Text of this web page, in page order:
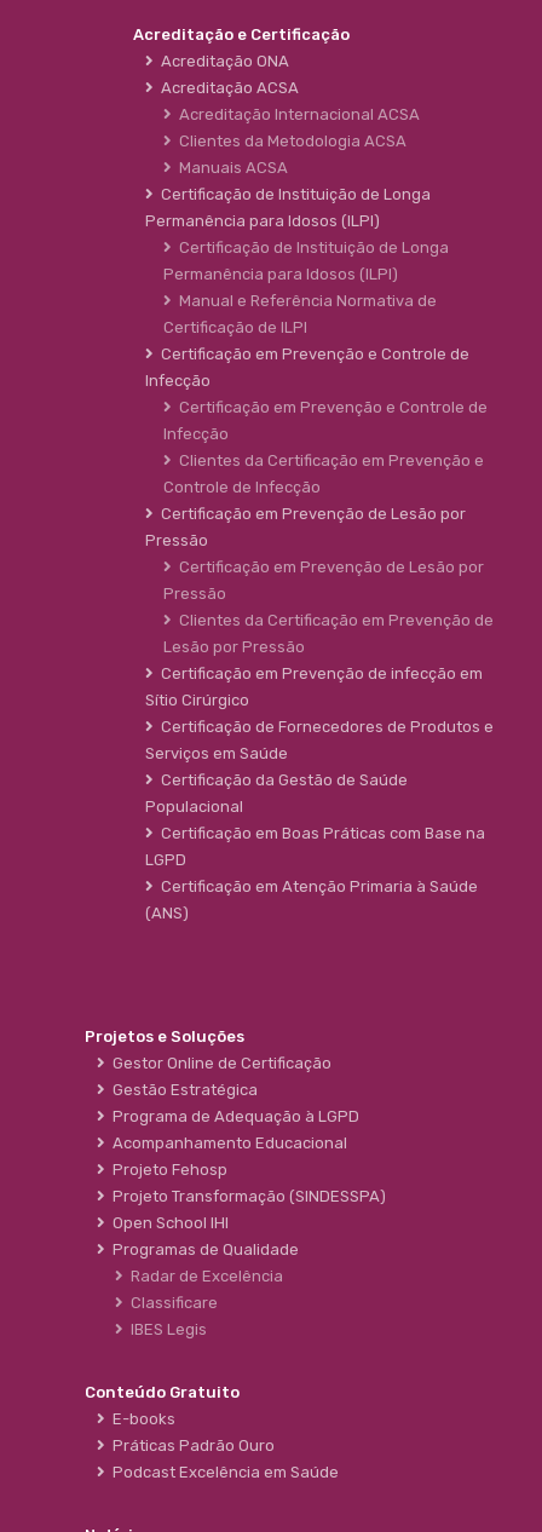
Acreditação e Certificação
Acreditação ONA
Acreditação ACSA
Acreditação Internacional ACSA
Clientes da Metodologia ACSA
Manuais ACSA
Certificação de Instituição de Longa
Permanência para Idosos (ILPI)
Certificação de Instituição de Longa
Permanência para Idosos (ILPI)
Manual e Referência Normativa de
Certificação de ILPI
Certificação em Prevenção e Controle de
Infecção
Certificação em Prevenção e Controle de
Infecção
Clientes da Certificação em Prevenção e
Controle de Infecção
Certificação em Prevenção de Lesão por
Pressão
Certificação em Prevenção de Lesão por
Pressão
Clientes da Certificação em Prevenção de
Lesão por Pressão
Certificação em Prevenção de infecção em
Sítio Cirúrgico
Certificação de Fornecedores de Produtos e
Serviços em Saúde
Certificação da Gestão de Saúde
Populacional
Certificação em Boas Práticas com Base na
LGPD
Certificação em Atenção Primaria à Saúde
(ANS)
Projetos e Soluções
Gestor Online de Certificação
Gestão Estratégica
Programa de Adequação à LGPD
Acompanhamento Educacional
Projeto Fehosp
Projeto Transformação (SINDESSPA)
Open School IHI
Programas de Qualidade
Radar de Excelência
Classificare
IBES Legis
Conteúdo Gratuito
E-books
Práticas Padrão Ouro
Podcast Excelência em Saúde